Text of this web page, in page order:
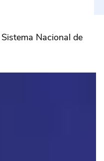
Nacional de